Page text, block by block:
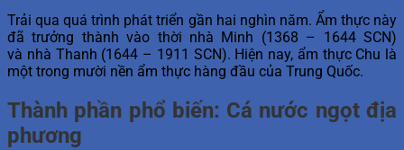
Trải qua quá trình phát triển gần hai nghìn năm. Ẩm thực này
đã trưởng thành vào thời nhà Minh (1368 – 1644 SCN)
và nhà Thanh (1644 – 1911 SCN). Hiện nay, ẩm thực Chu là
một trong mười nền ẩm thực hàng đầu của Trung Quốc.
Thành phần phổ biến: Cá nước ngọt địa
phương